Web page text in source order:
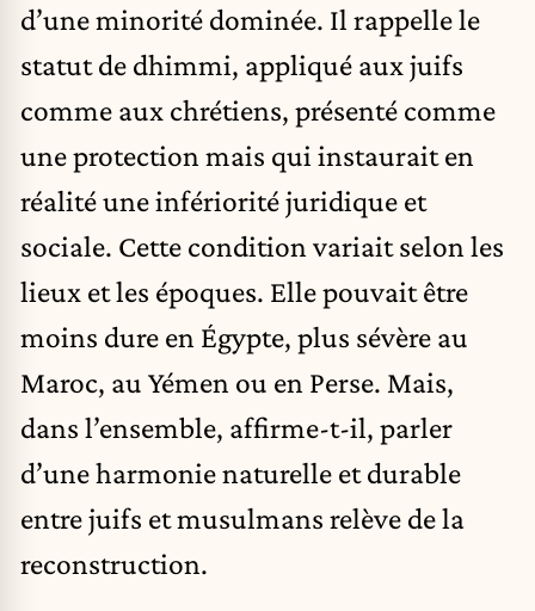
d’une minorité dominée. Il rappelle le
statut de dhimmi, appliqué aux juifs
comme aux chrétiens, présenté comme
une protection mais qui instaurait en
réalité une infériorité juridique et
sociale. Cette condition variait selon les
lieux et les époques. Elle pouvait être
moins dure en Égypte, plus sévère au
Maroc, au Yémen ou en Perse. Mais,
dans l’ensemble, affirme-t-il, parler
d’une harmonie naturelle et durable
entre juifs et musulmans relève de la
reconstruction.